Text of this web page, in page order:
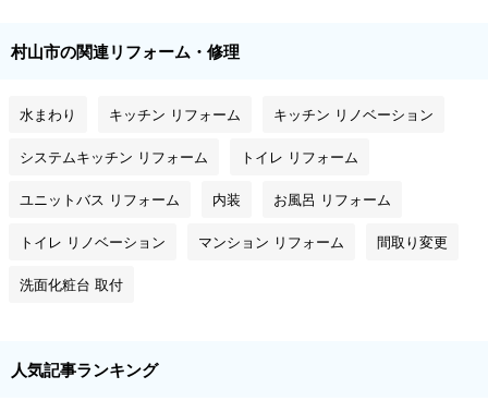
村山市の関連リフォーム・修理
水まわり キッチン リフォーム キッチン リノベーション
システムキッチン リフォーム トイレ リフォーム
ユニットバス リフォーム 内装 お風呂 リフォーム
トイレ リノベーション マンション リフォーム 間取り変更
洗面化粧台 取付
人気記事ランキング